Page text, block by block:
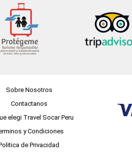
Sobre Nosotros
Contactanos
elegi Travel Socar Peru
y Condiciones
de Privacidad